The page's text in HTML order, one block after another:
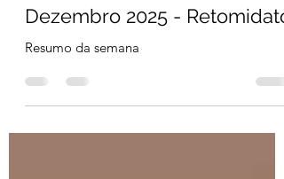
esFOAMeados Portugal
30 de dez. de 2025
21 min de leitura
Dezembro 2025 - Retomidato
Resumo da semana